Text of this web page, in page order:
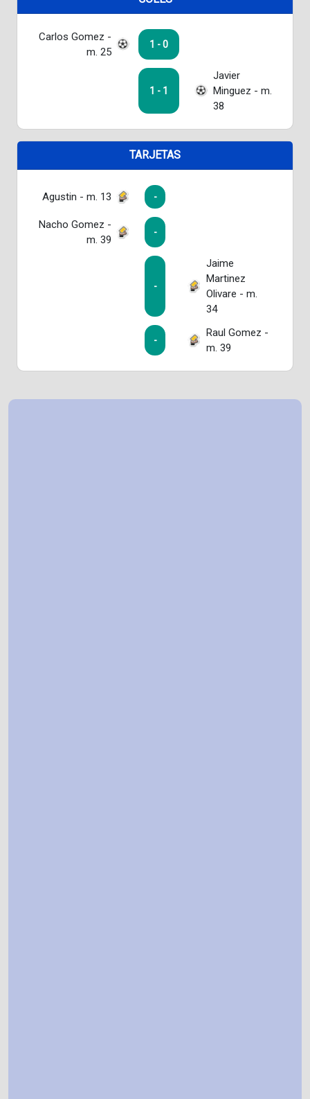
Carlos Gomez -
m. 25
1 - 0
1 - 1
Javier
Minguez - m.
38
TARJETAS
Agustin - m. 13 -
Nacho Gomez -
m. 39
-
-
Jaime
Martinez
Olivare - m.
34
-
Raul Gomez -
m. 39